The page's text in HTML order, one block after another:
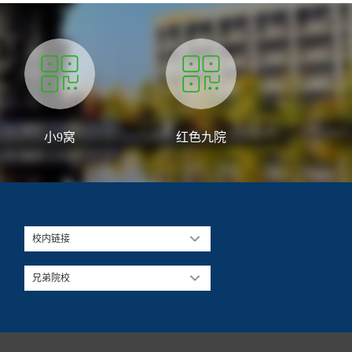
小9窝 红色九院
校内链接
兄弟院校